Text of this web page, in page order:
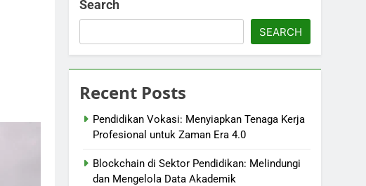
Search
SEARCH
Recent Posts
Pendidikan Vokasi: Menyiapkan Tenaga Kerja
Profesional untuk Zaman Era 4.0
Blockchain di Sektor Pendidikan: Melindungi
dan Mengelola Data Akademik